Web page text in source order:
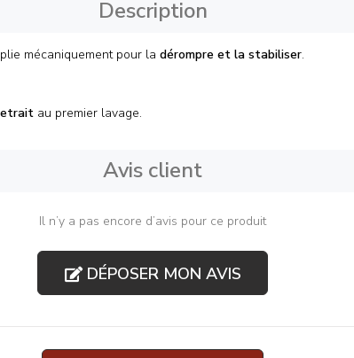
Description
mécaniquement pour la dérompre et la stabiliser.
au premier lavage.
Avis client
Il n’y a pas encore d’avis pour ce produit
DÉPOSER MON AVIS